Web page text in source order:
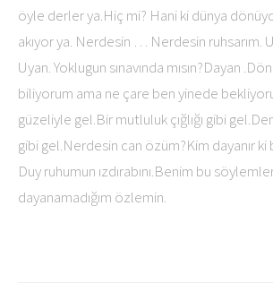
öyle derler ya.Hiç mi? Hani ki dünya
akıyor ya. Nerdesin … Nerdesin ruhsarım.
Uyan. Yoklugun sınavında mısın?Dayan
biliyorum ama ne çare ben yinede
güzeliyle gel.Bir mutluluk çığlığı gibi
gibi gel.Nerdesin can özüm?Kim dayanır
Duy ruhumun ızdırabını.Benim bu
dayanamadığım özlemin.